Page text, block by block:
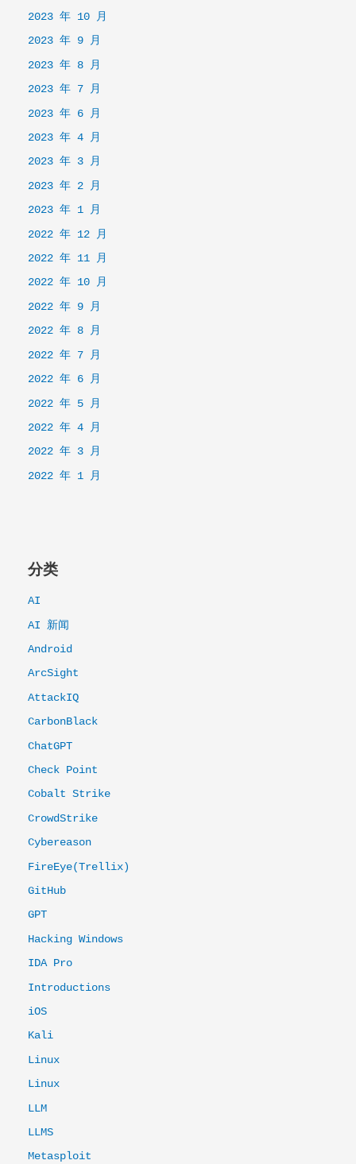
2023 年 10 月
2023 年 9 月
2023 年 8 月
2023 年 7 月
2023 年 6 月
2023 年 4 月
2023 年 3 月
2023 年 2 月
2023 年 1 月
2022 年 12 月
2022 年 11 月
2022 年 10 月
2022 年 9 月
2022 年 8 月
2022 年 7 月
2022 年 6 月
2022 年 5 月
2022 年 4 月
2022 年 3 月
2022 年 1 月
分类
AI
AI 新闻
Android
ArcSight
AttackIQ
CarbonBlack
ChatGPT
Check Point
Cobalt Strike
CrowdStrike
Cybereason
FireEye(Trellix)
GitHub
GPT
Hacking Windows
IDA Pro
Introductions
iOS
Kali
Linux
Linux
LLM
LLMS
Metasploit